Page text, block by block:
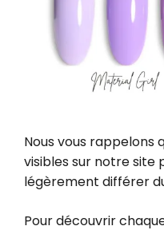
Nous vous rappelons
visibles sur notre site
légèrement différer
Pour découvrir